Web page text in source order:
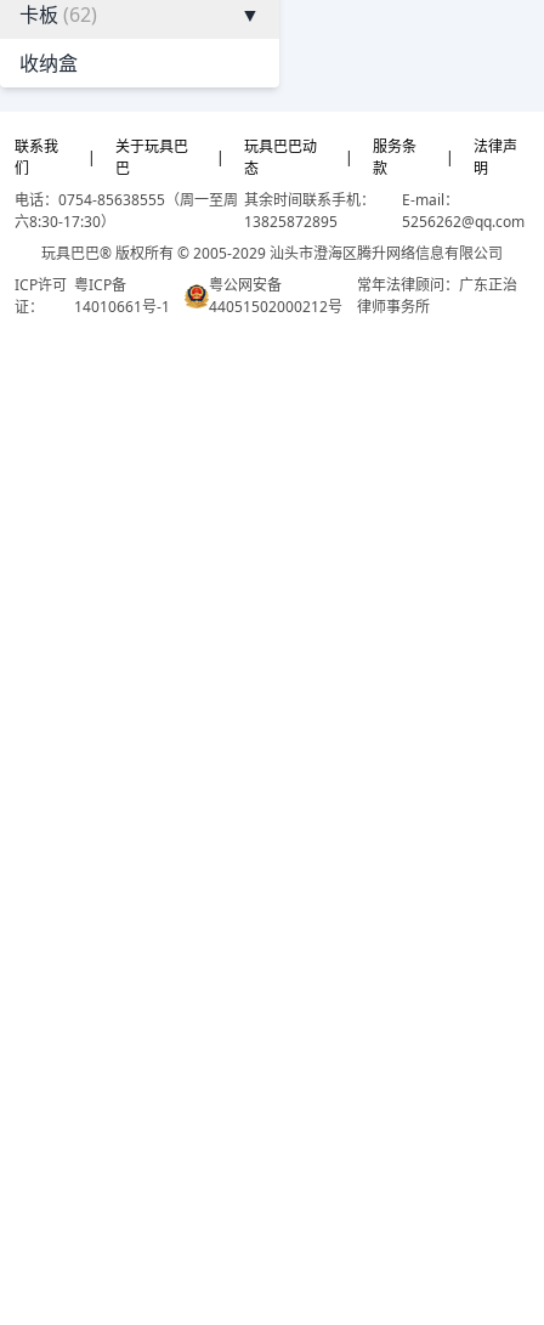
卡板 (62)
▼
收纳盒
联系我
们
|
关于玩具巴
巴
|
玩具巴巴动
态
|
服务条
款
|
法律声
明
电话：0754-85638555（周一至周
六8:30-17:30）
其余时间联系手机：
13825872895
E-mail：
5256262@qq.com
玩具巴巴® 版权所有 © 2005-2029 汕头市澄海区腾升网络信息有限公司
ICP许可
证：
粤ICP备
14010661号-1
粤公网安备
44051502000212号
常年法律顾问：广东正治
律师事务所